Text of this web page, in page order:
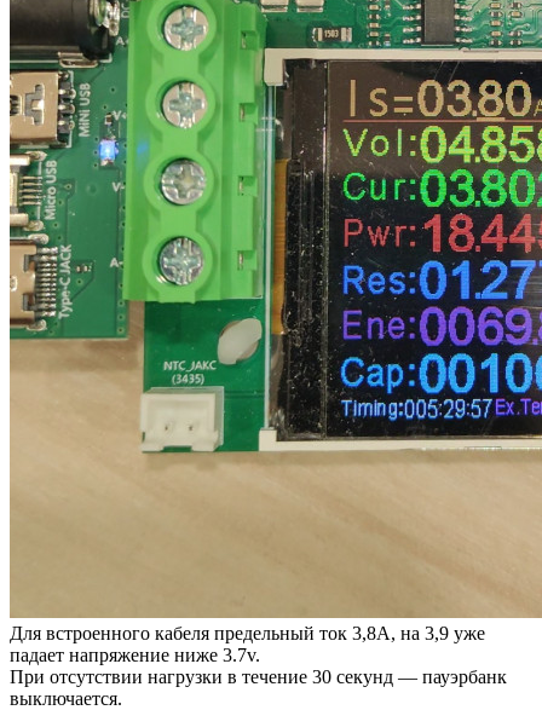
Для встроенного кабеля предельный ток 3,8А, на 3,9 уже
падает напряжение ниже 3.7v.
При отсутствии нагрузки в течение 30 секунд — пауэрбанк
выключается.